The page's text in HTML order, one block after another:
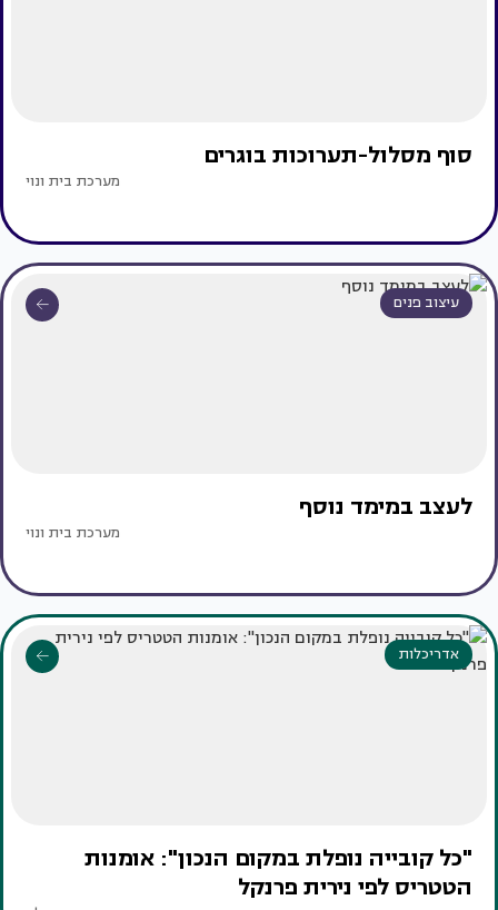
סוף מסלול-תערוכות בוגרים
מערכת בית ונוי
עיצוב פנים
לעצב במימד נוסף
מערכת בית ונוי
אדריכלות
"כל קובייה נופלת במקום הנכון": אומנות
הטטריס לפי נירית פרנקל